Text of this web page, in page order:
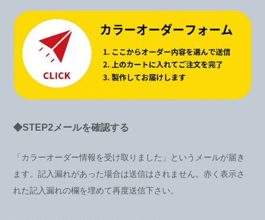
◆STEP2メールを確認する
「カラーオーダー情報を受け取りました」というメールが届き
ます。記入漏れがあった場合は送信はされません。赤く表示さ
れた記入漏れの欄を埋めて再度送信下さい。